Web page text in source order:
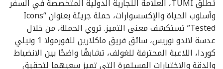
تطلق TUMI، العلامة التجارية الدولية المتخصصة في السفر
وأسلوب الحياة والإكسسوارات، حملة جريئة بعنوان “Icons
Tested” تستكشف معنى التميز. تروي الحملة، من خلال
عدسة لاندو نوريس، سائق فريق ماكلارين للفورمولا 1 ونيلي
كوردا، اللاعبة المحترفة للغولف، تشابهًا واضحًا بين الانضباط
والدقة والاختبارات المستمرة التي تميز سعيهما لتحقيق